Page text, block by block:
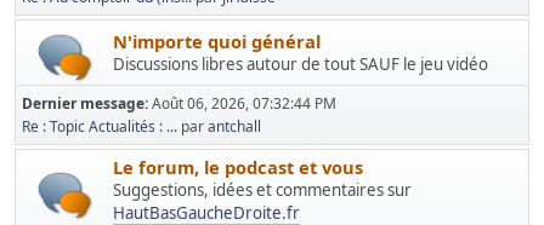
N'importe quoi général
Discussions libres autour de tout SAUF le jeu vidéo
Dernier message:Août 06, 2026, 07:32:44 PM
Re : Topic Actualités : ... parantchall
Le forum, le podcast et vous
Suggestions, idées et commentaires sur
HautBasGaucheDroite.fr